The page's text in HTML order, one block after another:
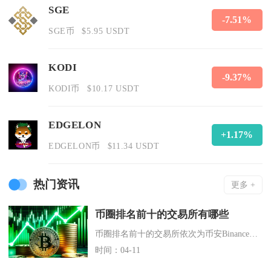
SGE
SGE币 $5.95 USDT
-7.51%
KODI
KODI币 $10.17 USDT
-9.37%
EDGELON
EDGELON币 $11.34 USDT
+1.17%
热门资讯 更多 +
币圈排名前十的交易所有哪些
时间：04-11